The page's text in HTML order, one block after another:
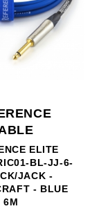
JJR-3-N -
BASSO
ANGLE -
- VERDE 3M